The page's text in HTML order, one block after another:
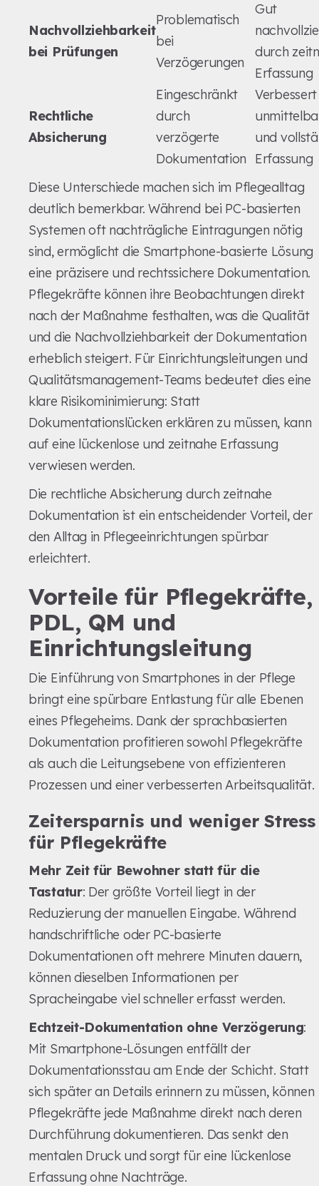
Nachvollziehbarkeit
bei Prüfungen
Problematisch
bei
Verzögerungen
Gut
durch
Erfassung
Rechtliche
Absicherung
Eingeschränkt
durch
verzögerte
Dokumentation
und
Erfassung
Diese Unterschiede machen sich im Pflegealltag
deutlich bemerkbar. Während bei PC-basierten
Systemen oft nachträgliche Eintragungen nötig
sind, ermöglicht die Smartphone-basierte Lösung
eine präzisere und rechtssichere Dokumentation.
Pflegekräfte können ihre Beobachtungen direkt
nach der Maßnahme festhalten, was die Qualität
und die Nachvollziehbarkeit der Dokumentation
erheblich steigert. Für Einrichtungsleitungen und
Qualitätsmanagement-Teams bedeutet dies eine
klare Risikominimierung: Statt
Dokumentationslücken erklären zu müssen, kann
auf eine lückenlose und zeitnahe Erfassung
verwiesen werden.
Die rechtliche Absicherung durch zeitnahe
Dokumentation ist ein entscheidender Vorteil, der
den Alltag in Pflegeeinrichtungen spürbar
erleichtert.
Vorteile für Pflegekräfte,
PDL, QM und
Einrichtungsleitung
Die Einführung von Smartphones in der Pflege
bringt eine spürbare Entlastung für alle Ebenen
eines Pflegeheims. Dank der sprachbasierten
Dokumentation profitieren sowohl Pflegekräfte
als auch die Leitungsebene von effizienteren
Prozessen und einer verbesserten Arbeitsqualität.
Zeitersparnis und weniger Stress
für Pflegekräfte
Mehr Zeit für Bewohner statt für die
Tastatur: Der größte Vorteil liegt in der
Reduzierung der manuellen Eingabe. Während
handschriftliche oder PC-basierte
Dokumentationen oft mehrere Minuten dauern,
können dieselben Informationen per
Spracheingabe viel schneller erfasst werden.
Echtzeit-Dokumentation ohne Verzögerung:
Mit Smartphone-Lösungen entfällt der
Dokumentationsstau am Ende der Schicht. Statt
sich später an Details erinnern zu müssen, können
Pflegekräfte jede Maßnahme direkt nach deren
Durchführung dokumentieren. Das senkt den
mentalen Druck und sorgt für eine lückenlose
Erfassung ohne Nachträge.